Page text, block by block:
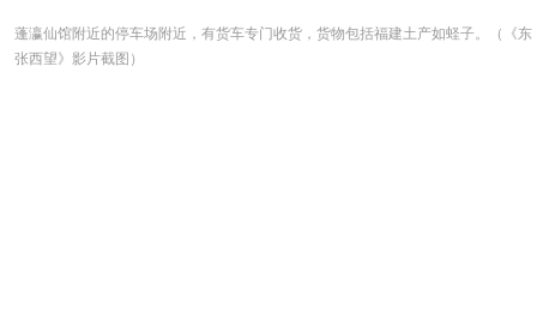
蓬瀛仙馆附近的停车场附近，有货车专门收货，货物包括福建土产如蛏子。（《东
张西望》影片截图）